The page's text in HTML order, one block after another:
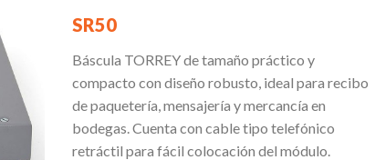
SR50
Báscula TORREY de tamaño práctico y
compacto con diseño robusto, ideal para recibo
de paquetería, mensajería y mercancía en
bodegas. Cuenta con cable tipo telefónico
retráctil para fácil colocación del módulo.